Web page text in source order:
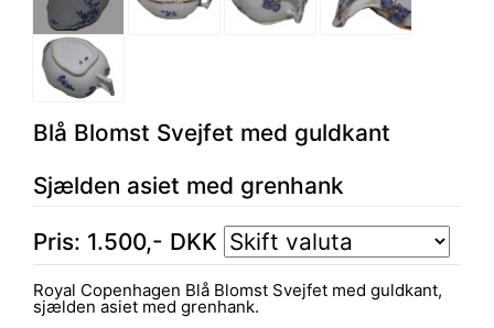
Blå Blomst Svejfet med guldkant
Sjælden asiet med grenhank
Pris: 1.500,- DKK
Royal Copenhagen Blå Blomst Svejfet med guldkant,
sjælden asiet med grenhank.